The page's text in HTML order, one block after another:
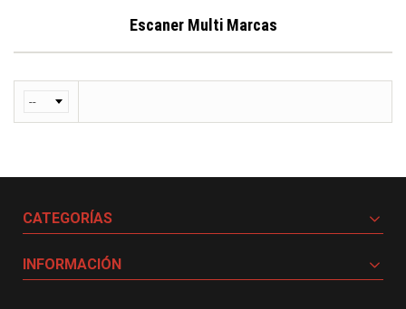
Escaner Multi Marcas
CATEGORÍAS
INFORMACIÓN